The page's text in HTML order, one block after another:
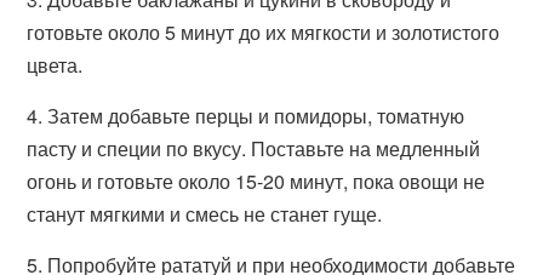
готовьте около 5 минут до их мягкости и золотистого
цвета.
4. Затем добавьте перцы и помидоры, томатную
пасту и специи по вкусу. Поставьте на медленный
огонь и готовьте около 15-20 минут, пока овощи не
станут мягкими и смесь не станет гуще.
5. Попробуйте рататуй и при необходимости добавьте